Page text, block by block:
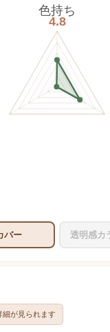
色持ち
4.8
バー 透明感カ
細が見られます